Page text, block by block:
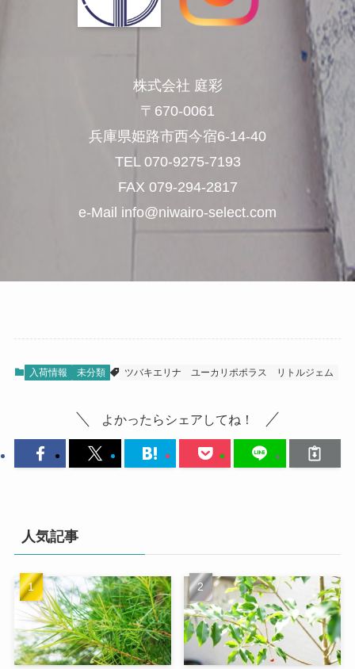
株式会社 庭彩
〒670-0061
兵庫県姫路市西今宿6-14-40
TEL 070-9275-7193
FAX 079-294-2817
e-Mail info@niwairo-select.com
入荷情報 未分類 ツバキエリナ ユーカリポポラス リトルジェム
よかったらシェアしてね！
人気記事